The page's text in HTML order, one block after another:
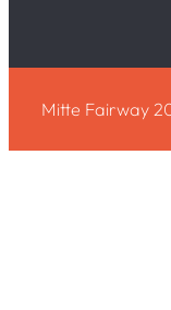
Mitte Fairway